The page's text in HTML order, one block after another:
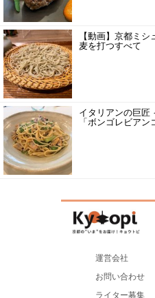
【動画】京都ミ
麦を打つすべて
イタリアンの巨匠
「ボンゴレビアン
運営会社
お問い合わせ
ライター募集